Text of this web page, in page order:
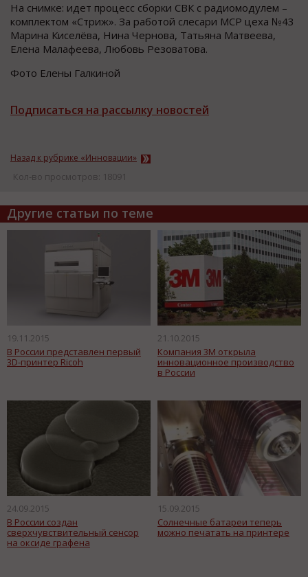
На снимке: идет процесс сборки СВК с радиомодулем –
комплектом «Стриж». За работой слесари МСР цеха №43
Марина Киселёва, Нина Чернова, Татьяна Матвеева,
Елена Малафеева, Любовь Резоватова.
Фото Елены Галкиной
Подписаться на рассылку новостей
Назад к рубрике «Инновации»
Кол-во просмотров: 18091
Другие статьи по теме
19.11.2015
В России представлен первый
3D-принтер Ricoh
21.10.2015
Компания 3М открыла
инновационное производство
в России
24.09.2015
В России создан
сверхчувствительный сенсор
на оксиде графена
15.09.2015
Солнечные батареи теперь
можно печатать на принтере